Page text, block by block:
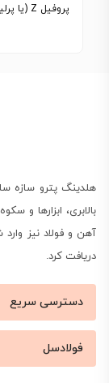
بالابری، ابزارها و
آهن و فولاد نیز
دریافت کرد.
دسترسی سریع
فولادسل